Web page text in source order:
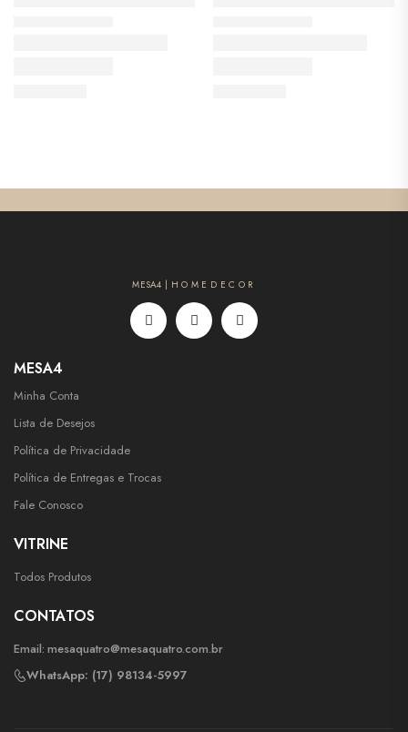
MESA4 | H O M E D E C O R
MESA4
Minha Conta
Lista de Desejos
Política de Privacidade
Política de Entregas e Trocas
Fale Conosco
VITRINE
Todos Produtos
CONTATOS
Email: mesaquatro@mesaquatro.com.br
WhatsApp: (17) 98134-5997